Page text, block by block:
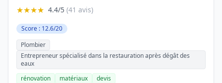
★★★★ 4.4/5 (41 avis)
Score : 12.6/20
Plombier
Entrepreneur spécialisé dans la restauration après dégât des
eaux
rénovation
matériaux devis